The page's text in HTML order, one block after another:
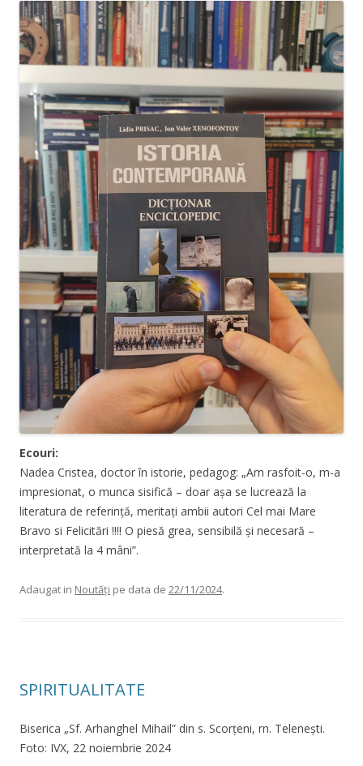
Ecouri:
Nadea Cristea, doctor în istorie, pedagog: „Am rasfoit-o, m-a
impresionat, o munca sisifică – doar așa se lucrează la
literatura de referință, meritați ambii autori Cel mai Mare
Bravo si Felicitări !!!! O piesă grea, sensibilă și necesară –
interpretată la 4 mâni”.
Adaugat in Noutăți pe data de 22/11/2024.
SPIRITUALITATE
Biserica „Sf. Arhanghel Mihail” din s. Scorțeni, rn. Telenești.
Foto: IVX, 22 noiembrie 2024